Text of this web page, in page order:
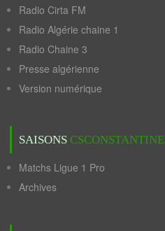
Radio Cirta FM
Radio Algérie chaine 1
Radio Chaine 3
Presse algérienne
Version numérique
SAISONS CSCONSTANTINE
Matchs Ligue 1 Pro
Archives